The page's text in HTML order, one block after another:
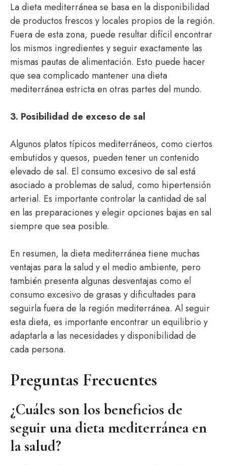
La dieta mediterránea se basa en la disponibilidad
de productos frescos y locales propios de la región.
Fuera de esta zona, puede resultar difícil encontrar
los mismos ingredientes y seguir exactamente las
mismas pautas de alimentación. Esto puede hacer
que sea complicado mantener una dieta
mediterránea estricta en otras partes del mundo.
3. Posibilidad de exceso de sal
Algunos platos típicos mediterráneos, como ciertos
embutidos y quesos, pueden tener un contenido
elevado de sal. El consumo excesivo de sal está
asociado a problemas de salud, como hipertensión
arterial. Es importante controlar la cantidad de sal
en las preparaciones y elegir opciones bajas en sal
siempre que sea posible.
En resumen, la dieta mediterránea tiene muchas
ventajas para la salud y el medio ambiente, pero
también presenta algunas desventajas como el
consumo excesivo de grasas y dificultades para
seguirla fuera de la región mediterránea. Al seguir
esta dieta, es importante encontrar un equilibrio y
adaptarla a las necesidades y disponibilidad de
cada persona.
Preguntas Frecuentes
¿Cuáles son los beneficios de
seguir una dieta mediterránea en
la salud?